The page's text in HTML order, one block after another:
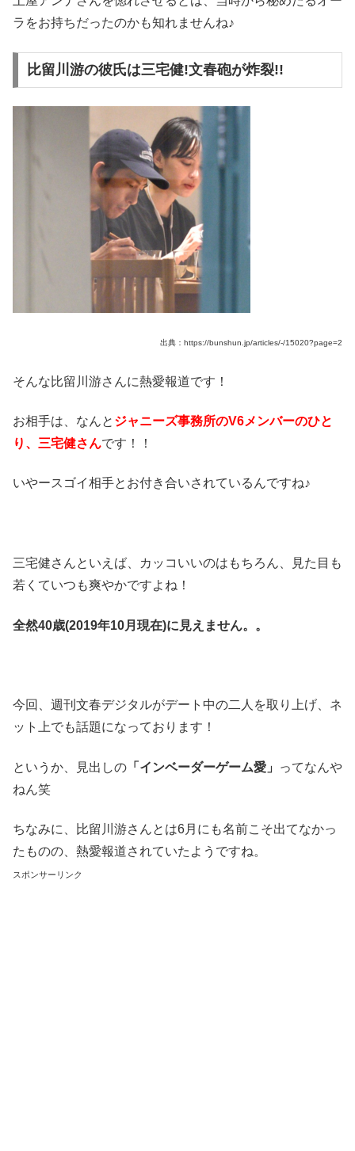
ラをお持ちだったのかも知れませんね♪
比留川游の彼氏は三宅健!文春砲が炸裂!!
出典：https://bunshun.jp/articles/-/15020?page=2
そんな比留川游さんに熱愛報道です！
お相手は、なんと ジャニーズ事務所のV6メンバーのひと
り、三宅健さんです！！
いやースゴイ相手とお付き合いされているんですね♪
三宅健さんといえば、カッコいいのはもちろん、見た目も
若くていつも爽やかですよね！
全然40歳(2019年10月現在)に見えません。。
今回、週刊文春デジタルがデート中の二人を取り上げ、ネ
ット上でも話題になっております！
というか、見出しの 「インベーダーゲーム愛」
ってなんや
ねん笑
ちなみに、比留川游さんとは6月にも名前こそ出てなかっ
たものの、熱愛報道されていたようですね。
スポンサーリンク